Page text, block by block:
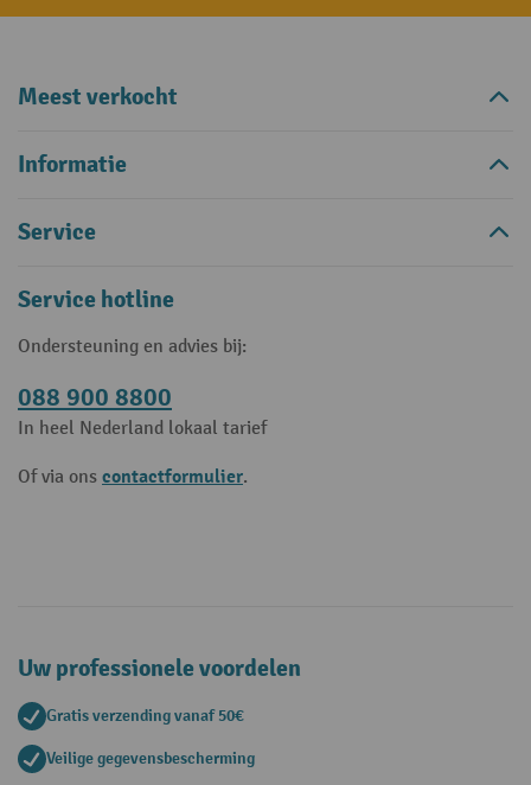
Meest verkocht
Informatie
Service
Service hotline
Ondersteuning en advies bij:
088 900 8800
In heel Nederland lokaal tarief
Of via ons contactformulier.
Uw professionele voordelen
Gratis verzending vanaf 50€
Veilige gegevensbescherming